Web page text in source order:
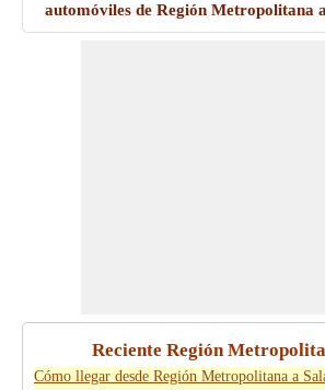
automóviles de Región Metropolitana
Reciente Región
Cómo llegar desde Región Metropolitana a